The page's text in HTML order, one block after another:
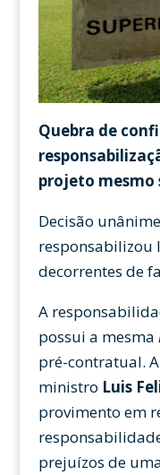
Quebra de
projeto
Decisão
responsabilizou
decorrentes de
A
possui a mesma
pré-contratual.
ministro Luis
provimento em
prejuízos de